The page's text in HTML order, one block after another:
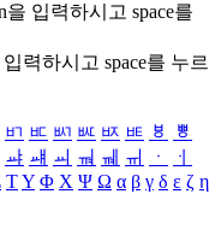
을 입력하시고 space를
입력하시고 space를 누르
ㅲ ㅳ ㅴ ㅵ ㅶ ㅷ ㅸ
ㅹ
ㆇ ㆈ ㆉ ㆊ ㆋ ㆌ ㆍ
ㆎ
ΤΥ Φ Χ Ψ Ω α β γ δ ε ζ η